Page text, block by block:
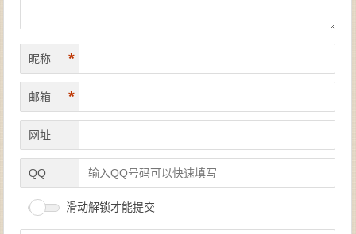
昵称 *
邮箱 *
网址
QQ
滑动解锁才能提交